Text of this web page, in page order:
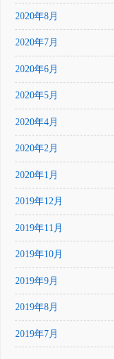
2020年8月
2020年7月
2020年6月
2020年5月
2020年4月
2020年2月
2020年1月
2019年12月
2019年11月
2019年10月
2019年9月
2019年8月
2019年7月